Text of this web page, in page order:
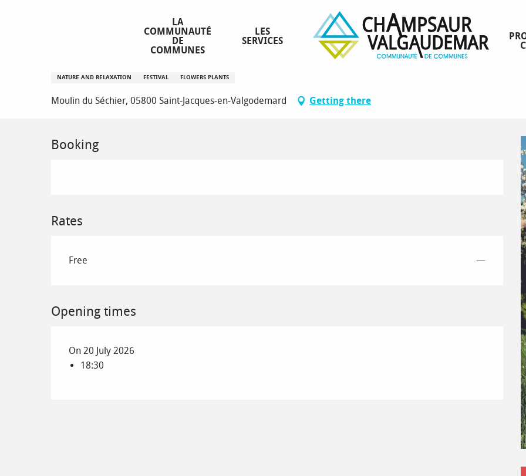
LA
COMMUNAUTÉ
DE
COMMUNES
LES
SERVICES
Festival de l'Alpage : Soirée de lancement !
NATURE AND RELAXATION FESTIVAL FLOWERS PLANTS
Moulin du Séchier, 05800 Saint-Jacques-en-Valgodemard Getting there
Booking
Rates
Free —
Opening times
On 20 July 2026
18:30